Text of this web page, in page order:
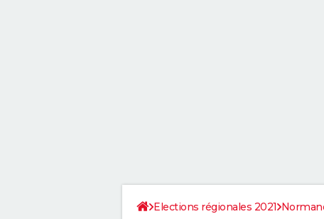
Elections régionales 2021